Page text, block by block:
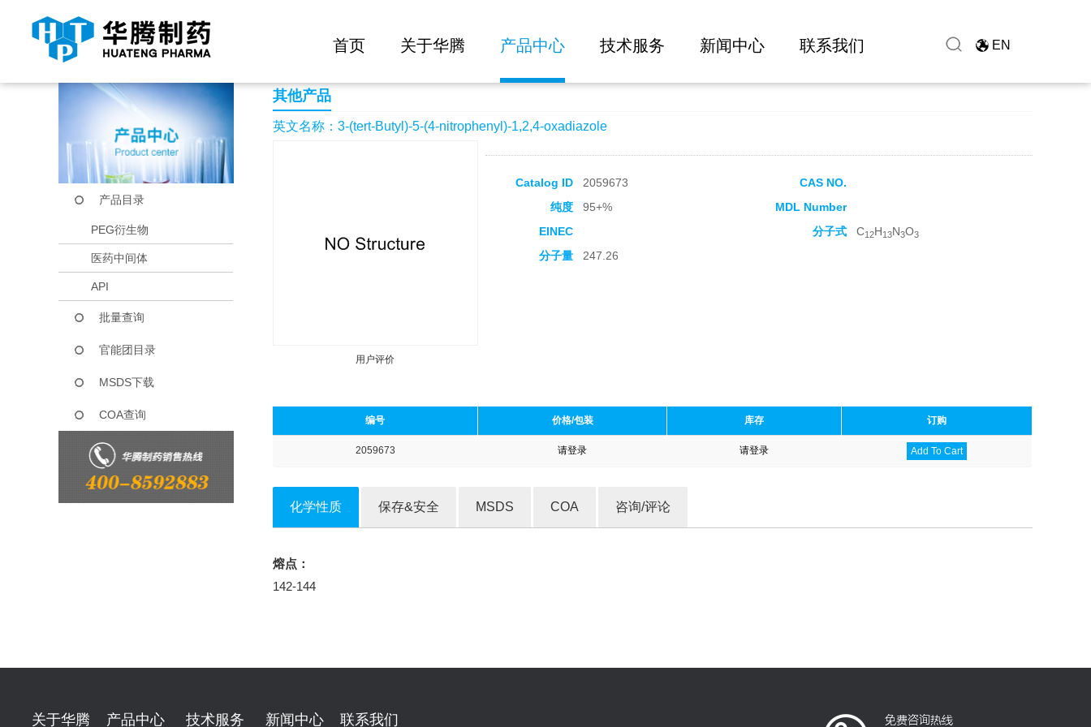
首页 关于华腾 产品中心 技术服务 新闻中心 联系我们 EN
当前位置： 首页 产品中心 3-(tert-Butyl)-5-(4-nitrophenyl)-1,2,4-oxadiazole
产品目录
PEG衍生物
医药中间体
API
批量查询
官能团目录
MSDS下载
COA查询
其他产品
英文名称：3-(tert-Butyl)-5-(4-nitrophenyl)-1,2,4-oxadiazole
用户评价
Catalog ID 2059673
CAS NO.
纯度
95+%
MDL Number
EINEC
分子式 C12H13N3O3
分子量 247.26
编号 价格/包装 库存 订购
2059673 请登录 请登录 Add To Cart
化学性质 保存&安全 MSDS COA 咨询/评论
熔点：
142-144
关于华腾 产品中心 技术服务 新闻中心 联系我们